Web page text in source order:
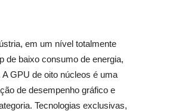
em um nível totalmente
de baixo consumo de energia,
GPU de oito núcleos é uma
de desempenho gráfico e
Tecnologias exclusivas,